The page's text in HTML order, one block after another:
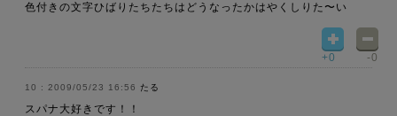
色付きの文字ひばりたちたちはどうなったかはやくしりた〜い
+0 -0
2009/05/23 16:56 たる
スパナ大好きです！！